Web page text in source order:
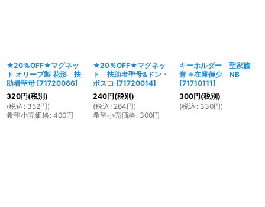
★20％OFF★マグネッ
ト オリーブ製 花形 扶
助者聖母 [71720066]
320円(税別)
(税込 : 352円)
希望小売価格: 400円
★20％OFF★マグネッ
ト 扶助者聖母&ドン・
ボスコ [71720014]
240円(税別)
(税込 : 264円)
希望小売価格: 300円
キーホルダー 聖家族
青 ※在庫僅少 NB
[71710111]
300円(税別)
(税込 : 330円)